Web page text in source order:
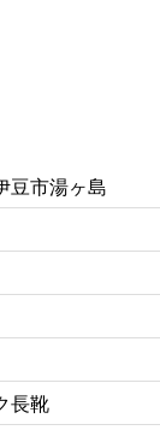
豆市湯ヶ島
長靴